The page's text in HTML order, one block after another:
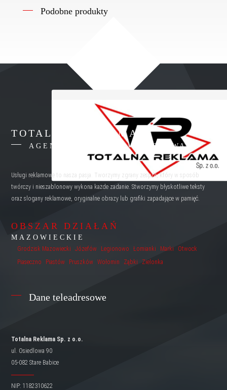
Podobne produkty
TOTALNA REKLAMA
AGENCJA REKLAMY WARSZAWA
Usługi reklamowe to nasza pasja. Tworzymy zgrany zespół, który w sposób
twórczy i nieszablonowy wykona każde zadanie. Stworzymy błyskotliwe teksty
oraz slogany reklamowe, oryginalne obrazy lub grafiki zapadające w pamięć.
OBSZAR DZIAŁAŃ
MAZOWIECKIE
Grodzisk Mazowiecki Józefów Legionowo Łomianki Marki
Otwock
Piaseczno
Piastów Pruszków Wołomin Ząbki Zielonka
Dane teleadresowe
Totalna Reklama Sp. z o.o.
ul. Osiedlowa 90
05-082 Stare Babice
NIP: 1182310622